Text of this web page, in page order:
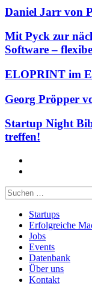
Daniel Jarr von
Mit Pyck zur
Software –
ELOPRINT im
Georg Pröpper
Startup Night
treffen!
Suchen
nach:
Startups
Erfolgreiche
Jobs
Events
Datenbank
Über uns
Kontakt